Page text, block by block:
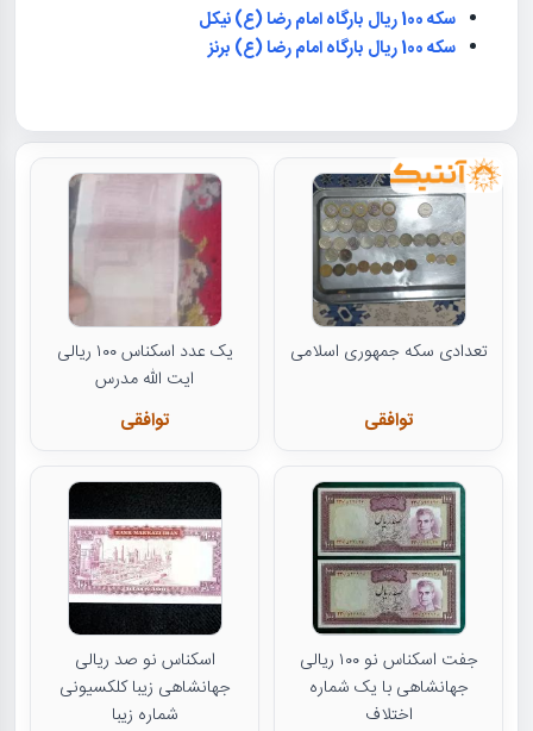
سکه 100 ریال بارگاه امام رضا (ع) نیکل
سکه 100 ریال بارگاه امام رضا (ع) برنز
تعدادی سکه جمهوری اسلامی
توافقی
یک عدد اسکناس ۱۰۰ ریالی
ایت الله مدرس
توافقی
جفت اسکناس نو ۱۰۰ ریالی
جهانشاهی با یک شماره
اختلاف
اسکناس نو صد ریالی
جهانشاهی زیبا کلکسیونی
شماره زیبا